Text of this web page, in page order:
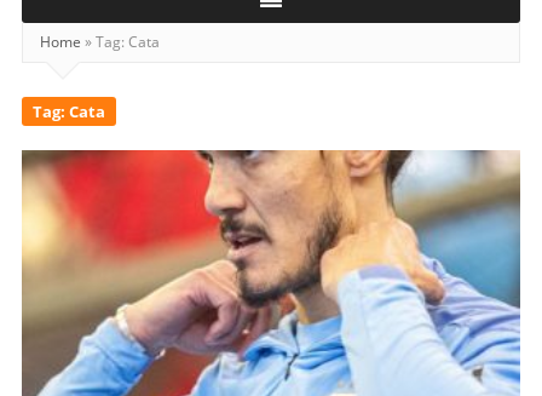
Home »Tag: Cata
Tag: Cata